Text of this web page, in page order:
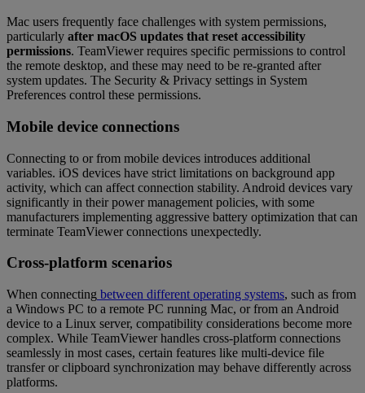
Mac users frequently face challenges with system permissions,
particularly after macOS updates that reset accessibility
permissions. TeamViewer requires specific permissions to control
the remote desktop, and these may need to be re-granted after
system updates. The Security & Privacy settings in System
Preferences control these permissions.
Mobile device connections
Connecting to or from mobile devices introduces additional
variables. iOS devices have strict limitations on background app
activity, which can affect connection stability. Android devices vary
significantly in their power management policies, with some
manufacturers implementing aggressive battery optimization that can
terminate TeamViewer connections unexpectedly.
Cross-platform scenarios
When connecting between different operating systems, such as from
a Windows PC to a remote PC running Mac, or from an Android
device to a Linux server, compatibility considerations become more
complex. While TeamViewer handles cross-platform connections
seamlessly in most cases, certain features like multi-device file
transfer or clipboard synchronization may behave differently across
platforms.